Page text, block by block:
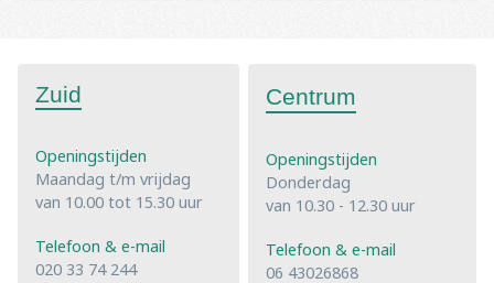
Zuid
Openingstijden
Maandag t/m vrijdag
van 10.00 tot 15.30 uur
Telefoon & e-mail
020 33 74 244
Centrum
Openingstijden
Donderdag
van 10.30 - 12.30 uur
Telefoon & e-mail
06 43026868